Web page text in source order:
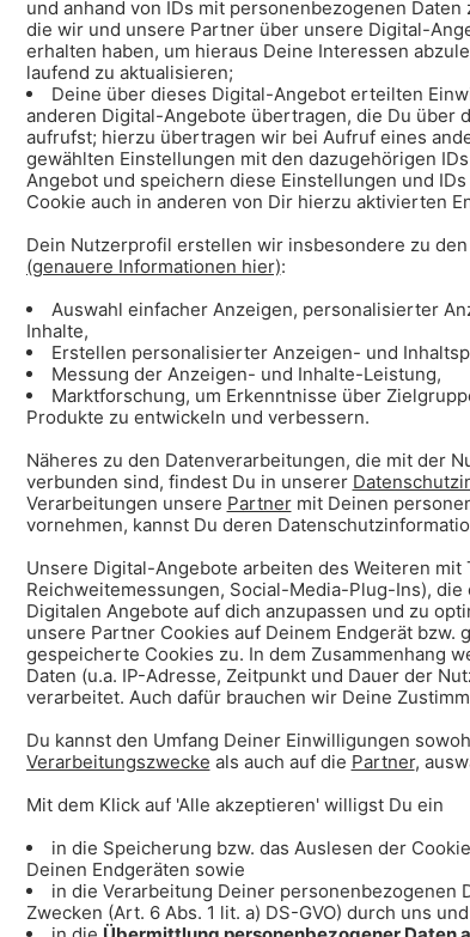
7, 10, 13 und 16 Uhr lesen wir einen Wunsch
zwei Songs Zeit, dich zu melden – unter 089
schenken wir dir dein Traum- Lego Set.
kannst du auswählen: